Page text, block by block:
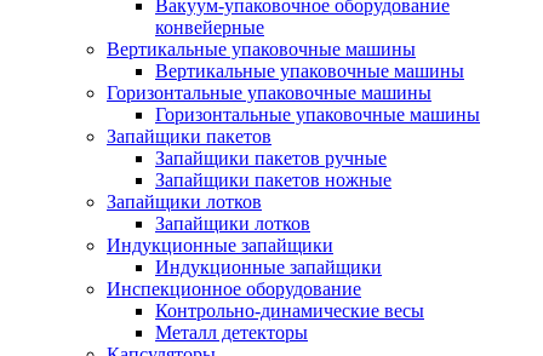
Вакуум-упаковочное оборудование
конвейерные
Вертикальные упаковочные машины
Вертикальные упаковочные машины
Горизонтальные упаковочные машины
Горизонтальные упаковочные машины
Запайщики пакетов
Запайщики пакетов ручные
Запайщики пакетов ножные
Запайщики лотков
Запайщики лотков
Индукционные запайщики
Индукционные запайщики
Инспекционное оборудование
Контрольно-динамические весы
Металл детекторы